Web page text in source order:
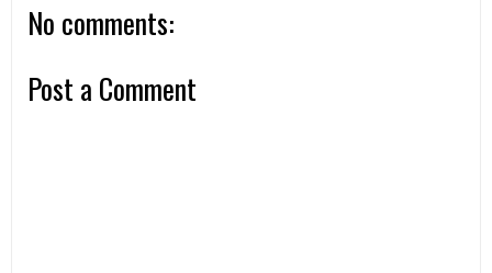
No comments:
Post a Comment